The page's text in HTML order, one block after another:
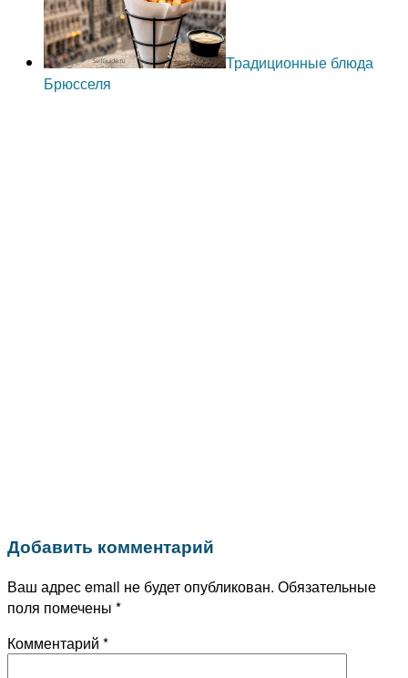
Традиционные блюда
Брюсселя
Добавить комментарий
Ваш адрес email не будет опубликован. Обязательные
поля помечены *
Комментарий *